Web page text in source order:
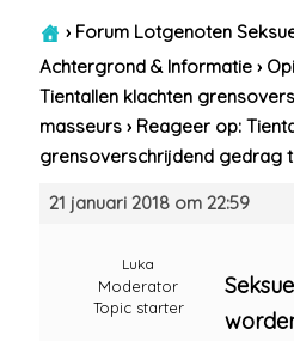
› Forum Lotgenoten
Achtergrond & Informatie ›
Tientallen klachten
masseurs › Reageer op:
grensoverschrijdend gedrag
21 januari 2018 om 22:59
Luka
Moderator
Topic starter